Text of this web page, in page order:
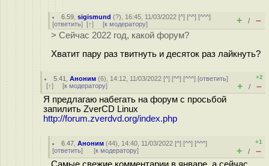
6.59 ,sigismund (?), 16:45, 11/03/2022 [^] [^^] [^^^]
[ответить] [↑] [к модератору] + / –
> Сейчас 2022 год, какой форум?
Хватит пару раз твитнуть и десяток раз лайкнуть?
5.41 ,Аноним (6), 14:12, 11/03/2022 [^] [^^] [^^^] [ответить]
[↑] [к модератору]
+2
+ / –
Я предлагаю набегать на форум с просьбой
запилить ZverCD Linux
http://forum.zverdvd.org/index.php
6.47 ,Аноним (44), 14:40, 11/03/2022 [^] [^^] [^^^]
[ответить] [к модератору]
+1
+ / –